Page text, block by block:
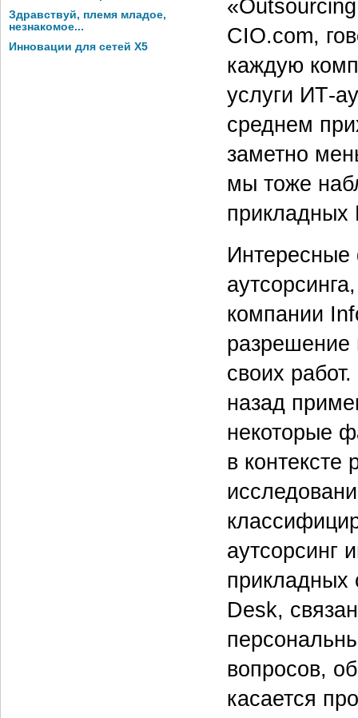
Здравствуй, племя младое,
незнакомое...
Инновации для сетей X5
CIO.com,
каждую
услуги ИТ-
среднем
заметно
мы тоже
Интересные
компании
разрешение
своих
назад
некоторые
в контексте
аутсорсинг
прикладных
Desk,
вопросов,
касается